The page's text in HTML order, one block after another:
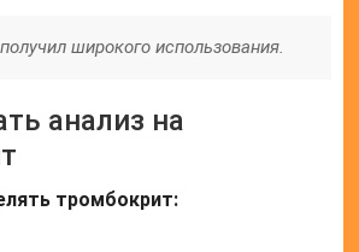
широкого использования.
анализ на
тромбокрит: